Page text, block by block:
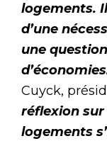
logements.
d’une
une
Cuyck,
réflexion
logements